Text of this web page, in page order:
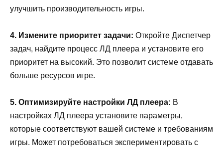
улучшить производительность игры.
4. Измените приоритет задачи: Откройте Диспетчер
задач, найдите процесс ЛД плеера и установите его
приоритет на высокий. Это позволит системе отдавать
больше ресурсов игре.
5. Оптимизируйте настройки ЛД плеера: В
настройках ЛД плеера установите параметры,
которые соответствуют вашей системе и требованиям
игры. Может потребоваться экспериментировать с